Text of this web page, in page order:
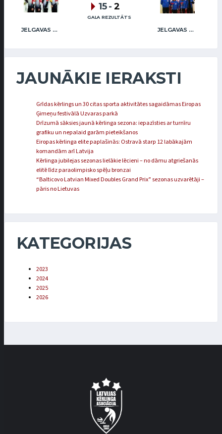
JELGAVAS MAIZNIEKS JELGAVAS KĒRLINGA KLUBS / BĀRZDAINIS
15- 2
GALA REZULTĀTS
JAUNĀKIE IERAKSTI
Grīdas kērlings un 30 citas sporta aktivitātes sagaidāmas Eiropas
Ģimeņu festivālā Uzvaras parkā
Drīzumā sāksies jaunā kērlinga sezona: iepazīsties ar turnīru
grafiku un nepalaid garām pieteikšanos
Eiropas kērlinga elite paplašinās: Ostravā starp 12 labākajām
komandām arī Latvija
Kērlinga jubilejas sezonas lielākie lēcieni – no dāmu atgriešanās
elitē līdz paraolimpisko spēļu bronzai
“Balticovo Latvian Mixed Doubles Grand Prix” sezonas uzvarētāji –
pāris no Lietuvas
KATEGORIJAS
2023
2024
2025
2026